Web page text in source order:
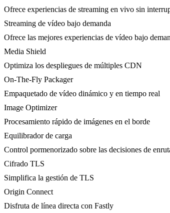
Ofrece experiencias de streaming en vivo sin
Streaming de vídeo bajo demanda
Ofrece las mejores experiencias de vídeo bajo
Media Shield
Optimiza los despliegues de múltiples CDN
On-The-Fly Packager
Empaquetado de vídeo dinámico y en tiempo real
Image Optimizer
Procesamiento rápido de imágenes en el borde
Equilibrador de carga
Control pormenorizado sobre las decisiones de
Cifrado TLS
Simplifica la gestión de TLS
Origin Connect
Disfruta de línea directa con Fastly